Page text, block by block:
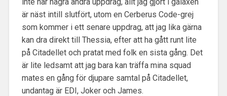
är näst intill slutfört, utom en Cerberus Code-grej
som kommer i ett senare uppdrag, att jag lika gärna
kan dra direkt till Thessia, efter att ha gått runt lite
på Citadellet och pratat med folk en sista gång. Det
är lite ledsamt att jag bara kan träffa mina squad
mates en gång för djupare samtal på Citadellet,
undantag är EDI, Joker och James.